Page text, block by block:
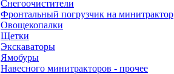
Снегоочистители
Фронтальный погрузчик на минитрактор
Овощекопалки
Щетки
Экскаваторы
Ямобуры
Навесного минитракторов - прочее